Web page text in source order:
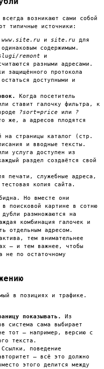
возникают сами собой
типичные источники:
www.site.ru и site.ru для
содержимым.
remont и
разными адресами.
защищённого протокола
доступными и
Когда посетитель
ставит галочку фильтра, к
?sort=price или ?
же, а адресов плодятся
на страницы каталог (стр.
и вводные тексты.
услуга доступен из
раздел создаётся свой
печати, служебные адреса,
копия сайта.
Но вместе они
поисковой картине в сотню
размножаются на
комбинация галочек и
отдельным адресом.
тем внимательнее
— и тем важнее, чтобы
не по остаточному
в позициях и трафике.
показывать.
Из
система сама выбирает
тот — например, версию с
текста.
Ссылки, поведение
— всё это должно
этого делится между